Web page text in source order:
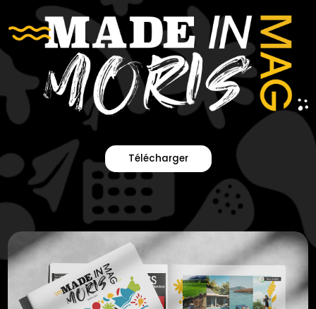
Télécharger